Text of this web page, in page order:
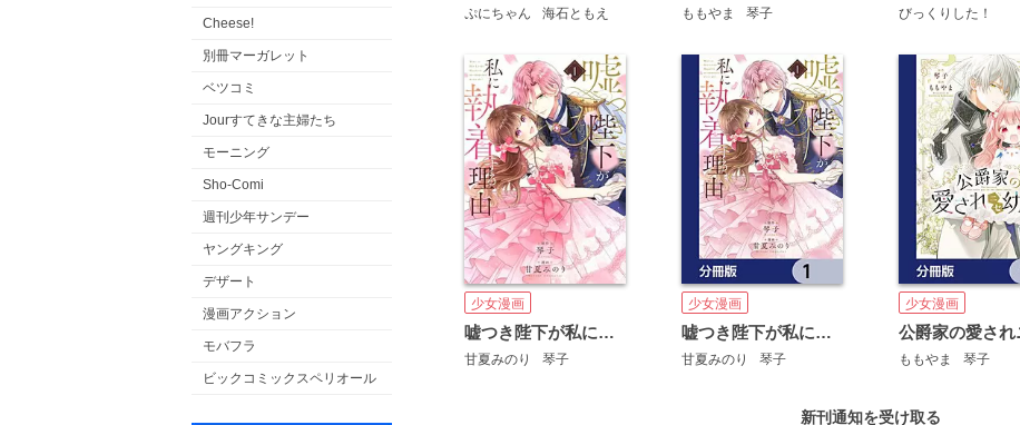
Cheese!
別冊マーガレット
ベツコミ
Jourすてきな主婦たち
モーニング
Sho-Comi
週刊少年サンデー
ヤングキング
デザート
漫画アクション
モバフラ
ビックコミックスペリオール
ぷにちゃん 海石ともえ ももやま 琴子 びっくりした！
少女漫画
嘘つき陛下が私に執着する理由
甘夏みのり 琴子
少女漫画
嘘つき陛下が私に執着する理由【分冊版】
甘夏みのり 琴子
少女漫画
ももやま 琴子
新刊通知を受け取る